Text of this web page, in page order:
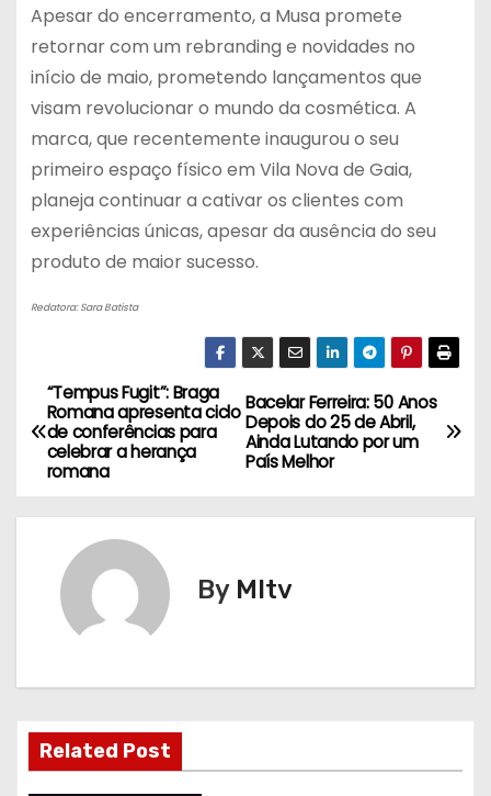
Apesar do encerramento, a Musa promete
retornar com um rebranding e novidades no
início de maio, prometendo lançamentos que
visam revolucionar o mundo da cosmética. A
marca, que recentemente inaugurou o seu
primeiro espaço físico em Vila Nova de Gaia,
planeja continuar a cativar os clientes com
experiências únicas, apesar da ausência do seu
produto de maior sucesso.
Redatora: Sara Batista
N
a
ç
ã
o
Bacelar Ferreira: 50 Anos
Depois do 25 de Abril,
Ainda Lutando por um
País Melhor
“Tempus Fugit”: Braga
Romana apresenta ciclo
de conferências para
celebrar a herança
romana
By MItv
Related Post